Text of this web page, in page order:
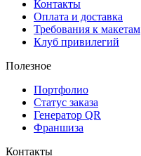
Контакты
Оплата и доставка
Требования к макетам
Клуб привилегий
Полезное
Портфолио
Статус заказа
Генератор QR
Франшиза
Контакты